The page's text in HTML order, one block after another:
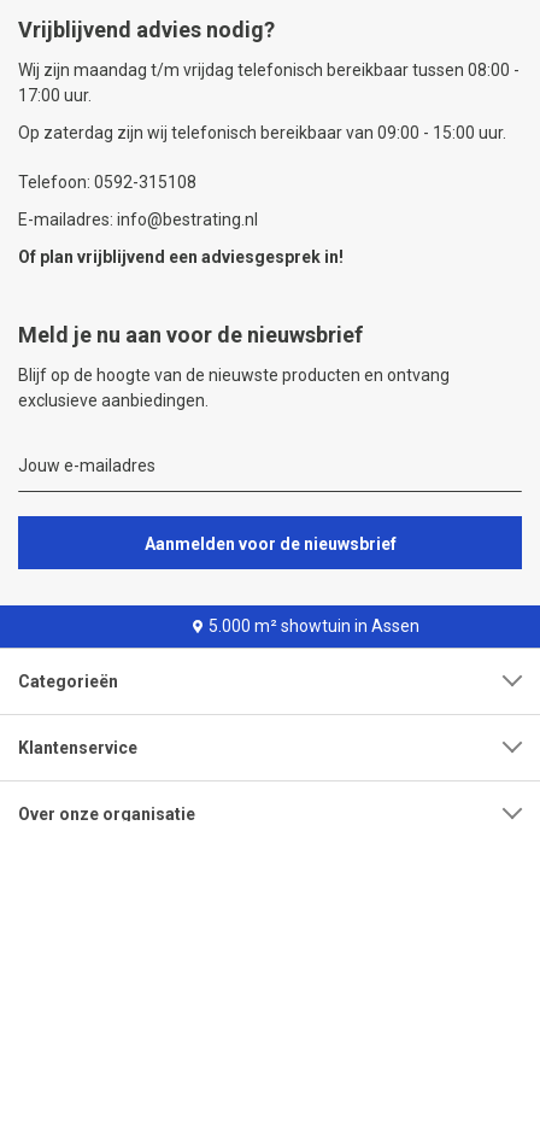
Vrijblijvend advies nodig?
Wij zijn maandag t/m vrijdag telefonisch bereikbaar tussen 08:00 -
17:00 uur.
Op zaterdag zijn wij telefonisch bereikbaar van 09:00 - 15:00 uur.
Telefoon: 0592-315108
E-mailadres: info@bestrating.nl
Of plan vrijblijvend een adviesgesprek in!
Meld je nu aan voor de nieuwsbrief
Blijf op de hoogte van de nieuwste producten en ontvang
exclusieve aanbiedingen.
Aanmelden voor de nieuwsbrief
5.000 m² showtuin in Assen
Categorieën
Klantenservice
Over onze organisatie